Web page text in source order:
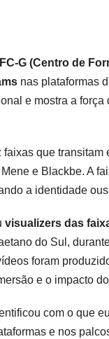
G (Centro de
nas plataformas
e mostra a força
que
e Blackbe. A
a identidade
visualizers das
do Sul,
foram
e o impacto
com o que
e nos